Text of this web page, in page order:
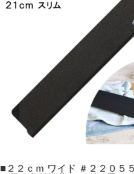
■２２ｃｍ ワイド ＃２２０５５